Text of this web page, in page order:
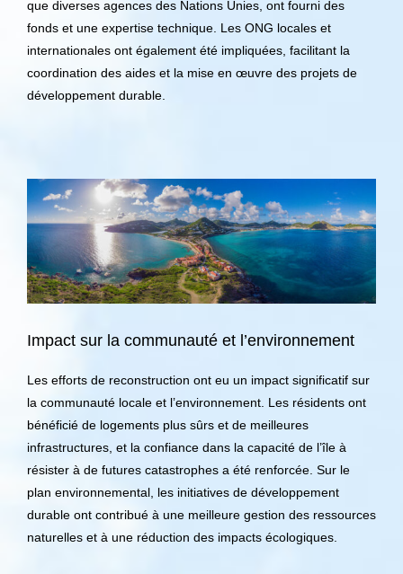
que diverses agences des Nations Unies, ont fourni des
fonds et une expertise technique. Les ONG locales et
internationales ont également été impliquées, facilitant la
coordination des aides et la mise en œuvre des projets de
développement durable.
Impact sur la communauté et l’environnement
Les efforts de reconstruction ont eu un impact significatif sur
la communauté locale et l’environnement. Les résidents ont
bénéficié de logements plus sûrs et de meilleures
infrastructures, et la confiance dans la capacité de l’île à
résister à de futures catastrophes a été renforcée. Sur le
plan environnemental, les initiatives de développement
durable ont contribué à une meilleure gestion des ressources
naturelles et à une réduction des impacts écologiques.